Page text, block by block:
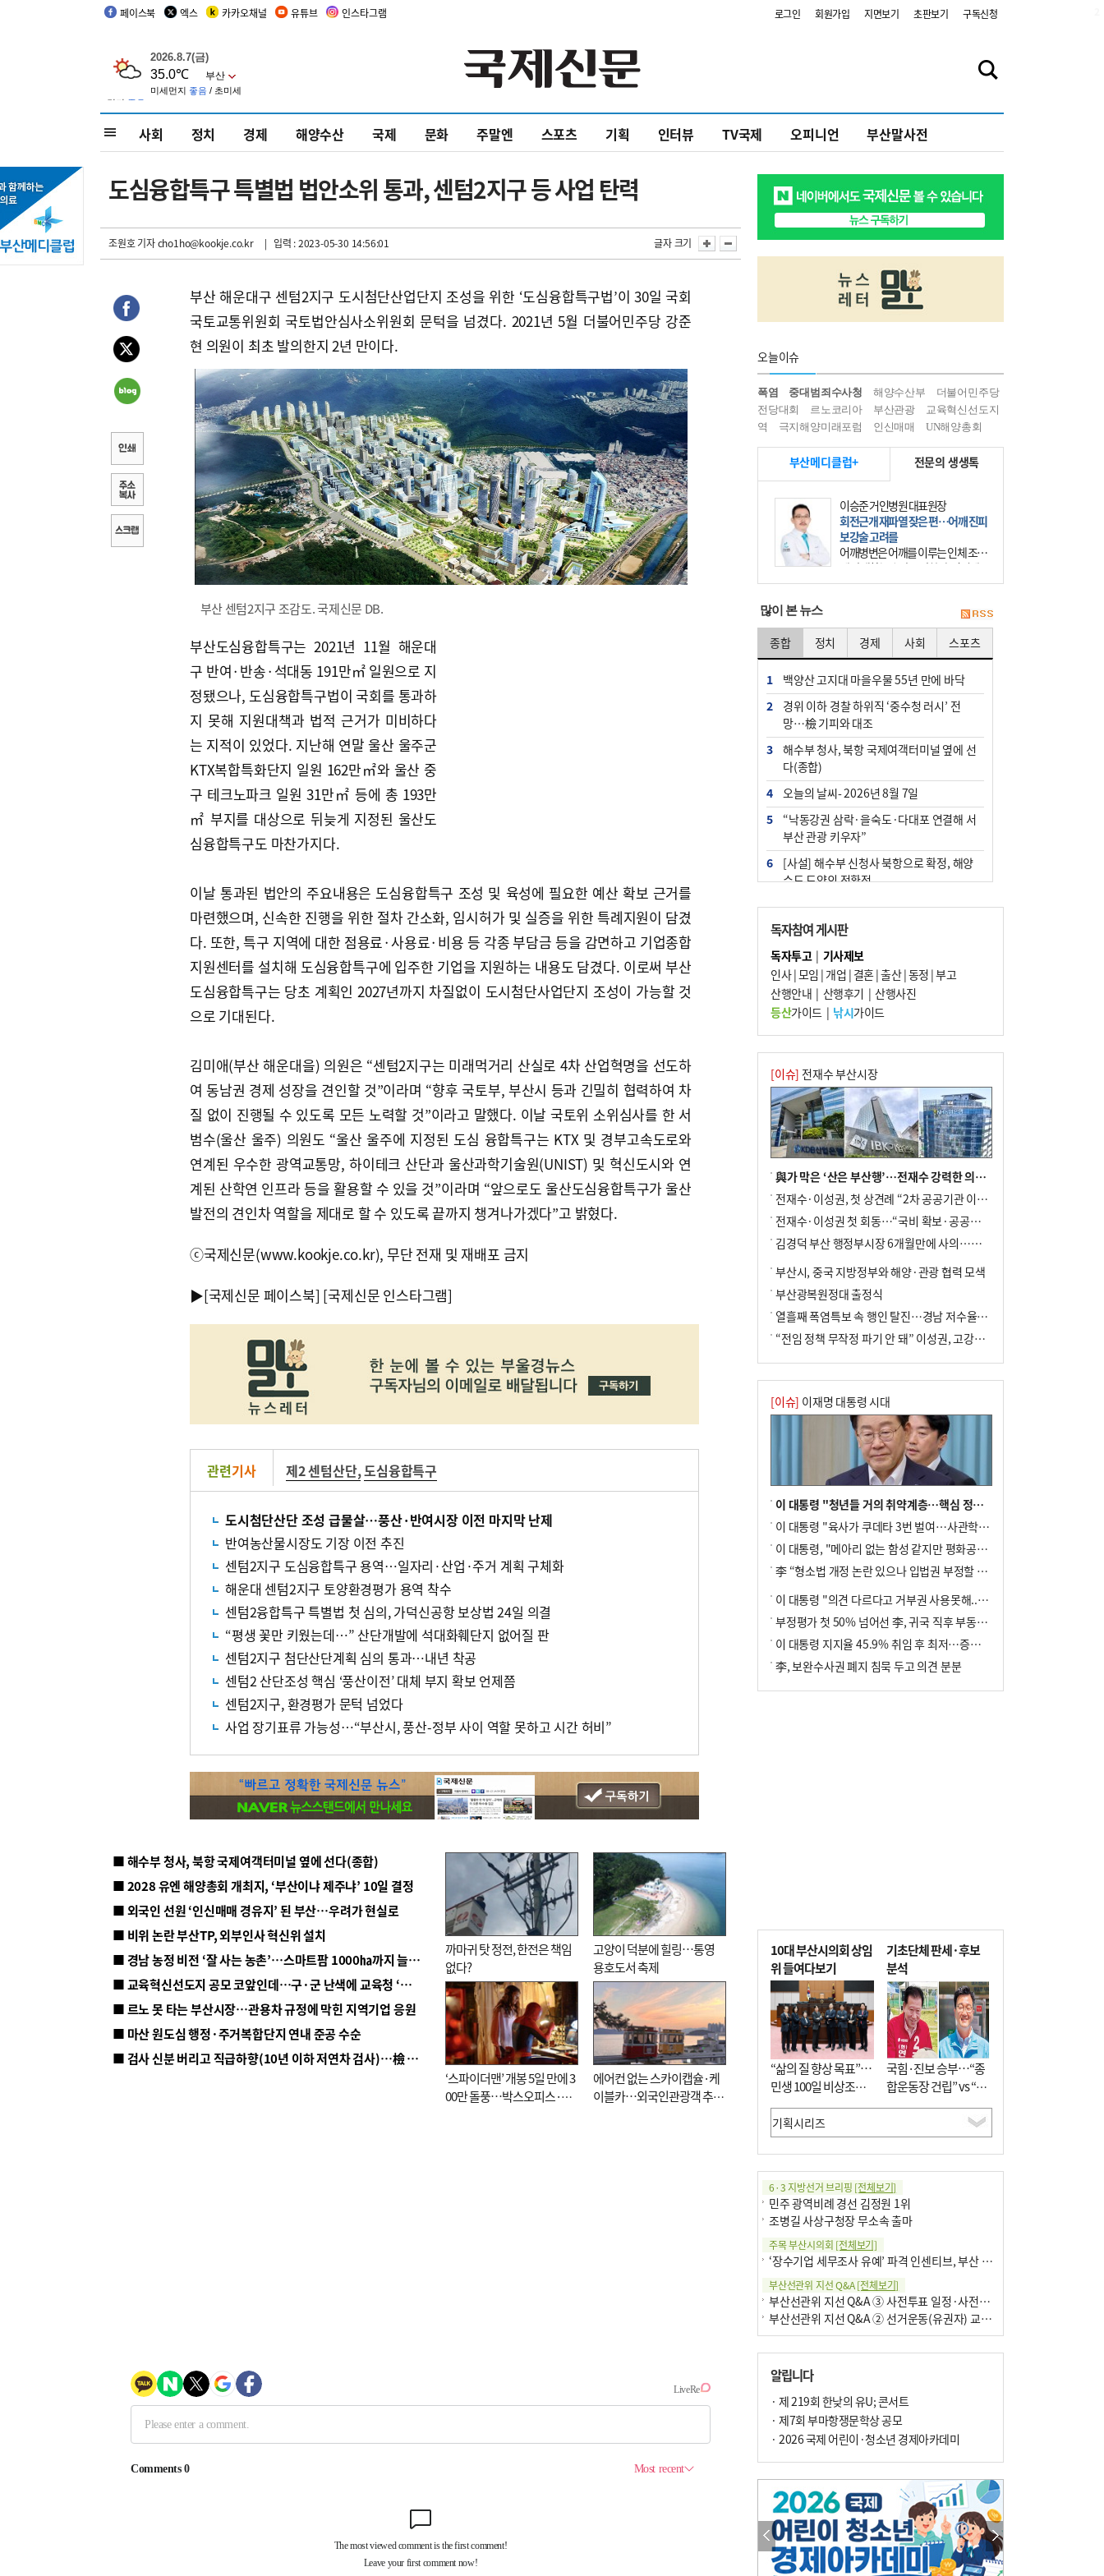
페이스북 엑스 카카오채널 유튜브 인스타그램 로그인 회원가입 지면보기 초판보기 구독신청
사회 정치 경제 해양수산 국제 문화 주말엔 스포츠 기획 인터뷰 TV국제 오피니언 부산말사전
도심융합특구 특별법 법안소위 통과, 센텀2지구 등 사업 탄력
조원호 기자cho1ho@kookje.co.kr | 입력 : 2023-05-30 14:56:01 글자 크기
부산 해운대구 센텀2지구 도시첨단산업단지 조성을 위한 ‘도심융합특구법’이 30일 국회
국토교통위원회 국토법안심사소위원회 문턱을 넘겼다. 2021년 5월 더불어민주당 강준
현 의원이 최초 발의한지 2년 만이다.
부산 센텀2지구 조감도. 국제신문 DB.
부산도심융합특구는 2021년 11월 해운대
구 반여·반송·석대동 191만㎡ 일원으로 지
정됐으나, 도심융합특구법이 국회를 통과하
지 못해 지원대책과 법적 근거가 미비하다
는 지적이 있었다. 지난해 연말 울산 울주군
KTX복합특화단지 일원 162만㎡와 울산 중
구 테크노파크 일원 31만㎡ 등에 총 193만
㎡ 부지를 대상으로 뒤늦게 지정된 울산도
심융합특구도 마찬가지다.
이날 통과된 법안의 주요내용은 도심융합특구 조성 및 육성에 필요한 예산 확보 근거를
마련했으며, 신속한 진행을 위한 절차 간소화, 임시허가 및 실증을 위한 특례지원이 담겼
다. 또한, 특구 지역에 대한 점용료·사용료·비용 등 각종 부담금 등을 감면하고 기업종합
지원센터를 설치해 도심융합특구에 입주한 기업을 지원하는 내용도 담겼다. 이로써 부산
도심융합특구는 당초 계획인 2027년까지 차질없이 도시첨단사업단지 조성이 가능할 것
으로 기대된다.
김미애(부산 해운대을) 의원은 “센텀2지구는 미래먹거리 산실로 4차 산업혁명을 선도하
여 동남권 경제 성장을 견인할 것”이라며 “향후 국토부, 부산시 등과 긴밀히 협력하여 차
질 없이 진행될 수 있도록 모든 노력할 것”이라고 말했다. 이날 국토위 소위심사를 한 서
범수(울산 울주) 의원도 “울산 울주에 지정된 도심 융합특구는 KTX 및 경부고속도로와
연계된 우수한 광역교통망, 하이테크 산단과 울산과학기술원(UNIST) 및 혁신도시와 연
계된 산학연 인프라 등을 활용할 수 있을 것”이라며 “앞으로도 울산도심융합특구가 울산
발전의 견인차 역할을 제대로 할 수 있도록 끝까지 챙겨나가겠다”고 밝혔다.
ⓒ국제신문(www.kookje.co.kr), 무단 전재 및 재배포 금지
▶[국제신문 페이스북] [국제신문 인스타그램]
관련기사 제2 센텀산단,도심융합특구
도시첨단산단 조성 급물살…풍산·반여시장 이전 마지막 난제
반여농산물시장도 기장 이전 추진
센텀2지구 도심융합특구 용역…일자리·산업·주거 계획 구체화
해운대 센텀2지구 토양환경평가 용역 착수
센텀2융합특구 특별법 첫 심의, 가덕신공항 보상법 24일 의결
“평생 꽃만 키웠는데…” 산단개발에 석대화훼단지 없어질 판
센텀2지구 첨단산단계획 심의 통과…내년 착공
센텀2 산단조성 핵심 ‘풍산이전’ 대체 부지 확보 언제쯤
센텀2지구, 환경평가 문턱 넘었다
사업 장기표류 가능성…“부산시, 풍산-정부 사이 역할 못하고 시간 허비”
■ 해수부 청사, 북항 국제여객터미널 옆에 선다(종합)
■ 2028 유엔 해양총회 개최지, ‘부산이냐 제주냐’ 10일 결정
■ 외국인 선원 ‘인신매매 경유지’ 된 부산…우려가 현실로
■ 비위 논란 부산TP, 외부인사 혁신위 설치
■ 경남 농정 비전 ‘잘 사는 농촌’…스마트팜 1000㏊까지 늘린다
■ 교육혁신선도지 공모 코앞인데…구·군 난색에 교육청 ‘쩔쩔’
■ 르노 못 타는 부산시장…관용차 규정에 막힌 지역기업 응원
■ 마산 원도심 행정·주거복합단지 연내 준공 수순
■ 검사 신분 버리고 직급하향(10년 이하 저연차 검사)…檢 중수청행 기피
까마귀 탓 정전, 한전은 책임
없다?
고양이 덕분에 힐링…통영
용호도서 축제
‘스파이더맨’ 개봉 5일 만에 3
00만 돌풍…박스오피스·예
에어컨 없는 스카이캡슐·케
이블카…외국인관광객 추억
오늘이슈
폭염 중대범죄수사청 해양수산부
더불어민주당
전당대회
르노코리아 부산관광
교육혁신선도지
역
극지해양미래포럼 인신매매 UN해양총회
부산메디클럽+ 전문의 생생톡
이승준 거인병원 대표원장
회전근개 재파열 잦은 편…어깨 진피
보강술 고려를
어깨병변은 어깨를 이루는 인체 조직
에 발생하는 손상을 말한다. 여기에
는 오십견과 회전근개 증후군, 어깨
많이 본 뉴스
종합 정치 경제 사회 스포츠
1
백양산 고지대 마을우물 55년 만에 바닥
2
경위 이하 경찰 하위직 ‘중수청 러시’ 전
망…檢 기피와 대조
3
해수부 청사, 북항 국제여객터미널 옆에 선
다(종합)
4
오늘의 날씨- 2026년 8월 7일
5
“낙동강권 삼락·을숙도·다대포 연결해 서
부산 관광 키우자”
6
[사설] 해수부 신청사 북항으로 확정, 해양
수도 도약의 전환점
7
피란마을 67년 역사인데…전교생 24명 아
미초 통폐합 기로
8
부울경 주말부터 비소식…‘극한 폭염’ 한풀
꺾일 듯
9
외국인 선원 ‘인신매매 경유지’ 된 부산…
우려가 현실로
10 부산 청소년 극지탐험대 8인, 열흘간 북극
구석구석 누빈다
독자참여 게시판
독자투고| 기사제보
인사|모임 | 개업 | 결혼|출산|동정 |부고
산행안내 | 산행후기 | 산행사진
등산가이드| 낚시가이드
[이슈] 전재수 부산시장
與가 막은 ‘산은 부산행’…전재수 강력한 의지 표명 없인 공염불
전재수·이성권, 첫 상견례 “2차 공공기관 이전 초당 협력”(종합)
전재수·이성권 첫 회동…“국비 확보·공공기관 이전 협력”
김경덕 부산 행정부시장 6개월만에 사의…후임 인선 촉각
부산시, 중국 지방정부와 해양·관광 협력 모색
부산광복원정대 출정식
열흘째 폭염특보 속 행인 탈진…경남 저수율 평년의 절반
“전임 정책 무작정 파기 안 돼” 이성권, 고강도 ‘전재수 견제’ 예고
[이슈] 이재명 대통령 시대
이 대통령 "청년들 거의 취약계층…핵심 정책 재편""
이 대통령 "육사가 쿠데타 3번 벌여…사관학교 통합 신속히 추진"
이 대통령, "메아리 없는 함성 같지만 평화공존책 계속해야"
李 “형소법 개정 논란 있으나 입법권 부정할 만큼은 아냐”(종합)
이 대통령 "의견 다르다고 거부권 사용못해.. 입법권 부정할 상황이라 보기 어려워"
부정평가 첫 50% 넘어선 李, 귀국 직후 부동산·증시 점검(종합)
이 대통령 지지율 45.9% 취임 후 최저…증시 폭락·연임 개헌 논란 영향
李, 보완수사권 폐지 침묵 두고 의견 분분
10대 부산시의회 상임
위 들여다보기
“삶의 질 향상 목표”…
민생 100일 비상조치
면밀 심사
기초단체 판세·후보
분석
국힘·진보 승부…“종
합운동장 건립” vs “출
근 공공버스 도입”
6·3 지방선거 브리핑 [전체보기]
민주 광역비례 경선 김정원 1위
조병길 사상구청장 무소속 출마
주목 부산시의회 [전체보기]
‘장수기업 세무조사 유예’ 파격 인센티브, 부산 유출 막을까
부산선관위 지선 Q&A[전체보기]
부산선관위 지선 Q&A ③ 사전투표 일정·사전투표함 보관
부산선관위 지선 Q&A ② 선거운동(유권자) 교육감투표용지
알립니다
· 제 219회 한낮의 유U; 콘서트
· 제7회 부마항쟁문학상 공모
· 2026 국제 어린이·청소년 경제아카데미